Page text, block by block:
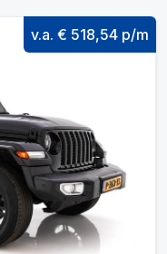
v.a. € 518,54 p/m